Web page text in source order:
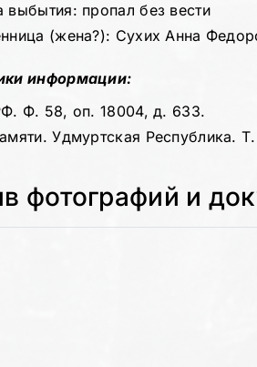
выбытия: пропал без вести
(жена?): Сухих Анна
информации:
Ф. 58, оп. 18004, д. 633.
Удмуртская Республика.
фотографий и